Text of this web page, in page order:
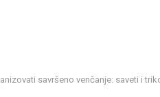
savršeno venčanje: saveti i